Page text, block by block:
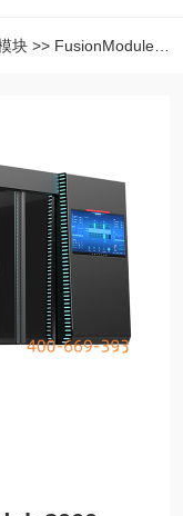
块 >> FusionModule2000